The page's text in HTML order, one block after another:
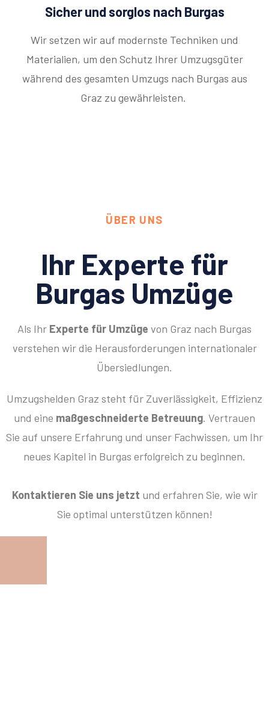
Sicher und sorglos nach Burgas
Wir setzen wir auf modernste Techniken und
Materialien, um den Schutz Ihrer Umzugsgüter
während des gesamten Umzugs nach Burgas aus
Graz zu gewährleisten.
ÜBER UNS
Ihr Experte für
Burgas Umzüge
Als Ihr Experte für Umzüge von Graz nach Burgas
verstehen wir die Herausforderungen internationaler
Übersiedlungen.
Umzugshelden Graz steht für Zuverlässigkeit, Effizienz
und eine maßgeschneiderte Betreuung. Vertrauen
Sie auf unsere Erfahrung und unser Fachwissen, um Ihr
neues Kapitel in Burgas erfolgreich zu beginnen.
Kontaktieren Sie uns jetzt und erfahren Sie, wie wir
Sie optimal unterstützen können!